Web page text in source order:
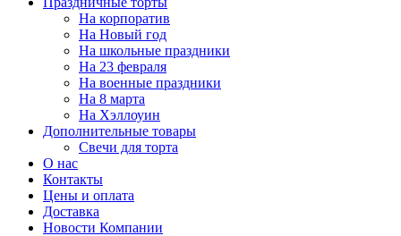
На корпоратив
На Новый год
На школьные праздники
На 23 февраля
На военные праздники
На 8 марта
На Хэллоуин
Дополнительные товары
Свечи для торта
О нас
Контакты
Цены и оплата
Доставка
Новости Компании